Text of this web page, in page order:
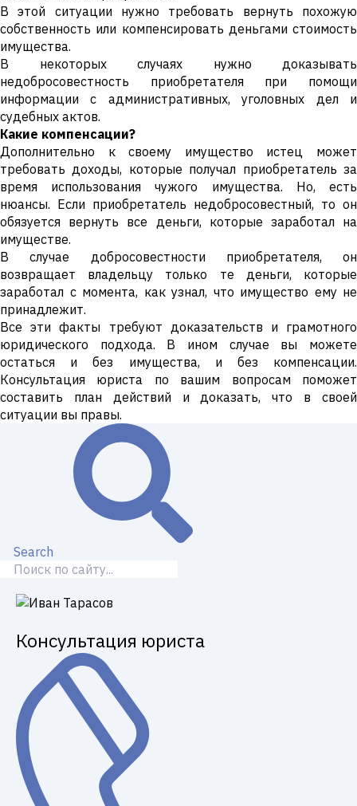
В этой ситуации нужно требовать вернуть похожую
собственность или компенсировать деньгами стоимость
имущества.
В некоторых случаях нужно доказывать
недобросовеcтность приобретателя при помощи
информации с административных, уголовных дел и
судебных актов.
Какие компенсации?
Дополнительно к своему имущество истец может
требовать доходы, которые получал приобретатель за
время использования чужого имущества. Но, есть
нюансы. Если приобретатель недобросовестный, то он
обязуется вернуть все деньги, которые заработал на
имуществе.
В случае добросовестности приобретателя, он
возвращает владельцу только те деньги, которые
заработал с момента, как узнал, что имущество ему не
принадлежит.
Все эти факты требуют доказательств и грамотного
юридического подхода. В ином случае вы можете
остаться и без имущества, и без компенсации.
Консультация юриста по вашим вопросам поможет
составить план действий и доказать, что в своей
ситуации вы правы.
Search
Консультация юриста